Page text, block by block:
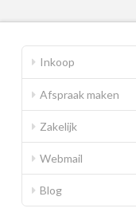
Inkoop
Afspraak maken
Zakelijk
Webmail
Blog